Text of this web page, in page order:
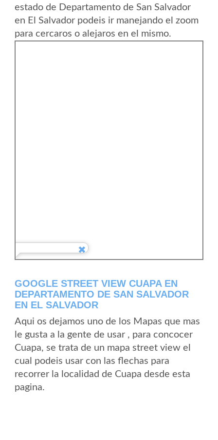
estado de Departamento de San Salvador
en El Salvador podeis ir manejando el zoom
para cercaros o alejaros en el mismo.
GOOGLE STREET VIEW CUAPA EN
DEPARTAMENTO DE SAN SALVADOR
EN EL SALVADOR
Aqui os dejamos uno de los Mapas que mas
le gusta a la gente de usar , para concocer
Cuapa, se trata de un mapa street view el
cual podeis usar con las flechas para
recorrer la localidad de Cuapa desde esta
pagina.